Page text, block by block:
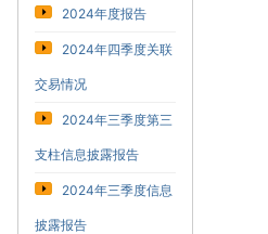
2024年度报告
2024年四季度关联
交易情况
2024年三季度第三
支柱信息披露报告
2024年三季度信息
披露报告